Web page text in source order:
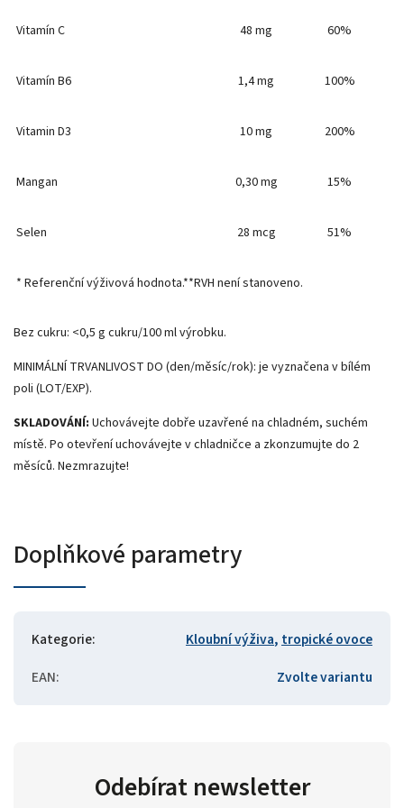
Vitamín C 48 mg 60%
Vitamín B6 1,4 mg 100%
Vitamin D3 10 mg 200%
Mangan 0,30 mg 15%
Selen 28 mcg 51%
* Referenční výživová hodnota.**RVH není stanoveno.
Bez cukru: <0,5 g cukru/100 ml výrobku.
MINIMÁLNÍ TRVANLIVOST DO (den/měsíc/rok): je vyznačena v bílém
poli (LOT/EXP).
SKLADOVÁNÍ: Uchovávejte dobře uzavřené na chladném, suchém
místě. Po otevření uchovávejte v chladničce a zkonzumujte do 2
měsíců. Nezmrazujte!
Doplňkové parametry
Kategorie: Kloubní výživa, tropické ovoce
EAN: Zvolte variantu
Odebírat newsletter